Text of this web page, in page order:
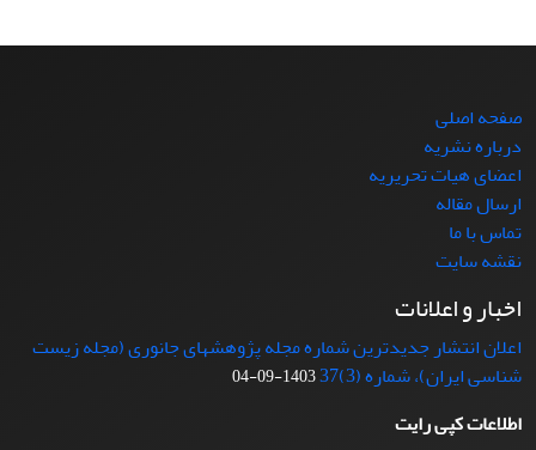
صفحه اصلی
درباره نشریه
اعضای هیات تحریریه
ارسال مقاله
تماس با ما
نقشه سایت
اخبار و اعلانات
اعلان انتشار جدیدترین شماره مجله پژوهشهای جانوری (مجله زیست
شناسی ایران)، شماره (3)37
1403-09-04
اطلاعات کپی رایت